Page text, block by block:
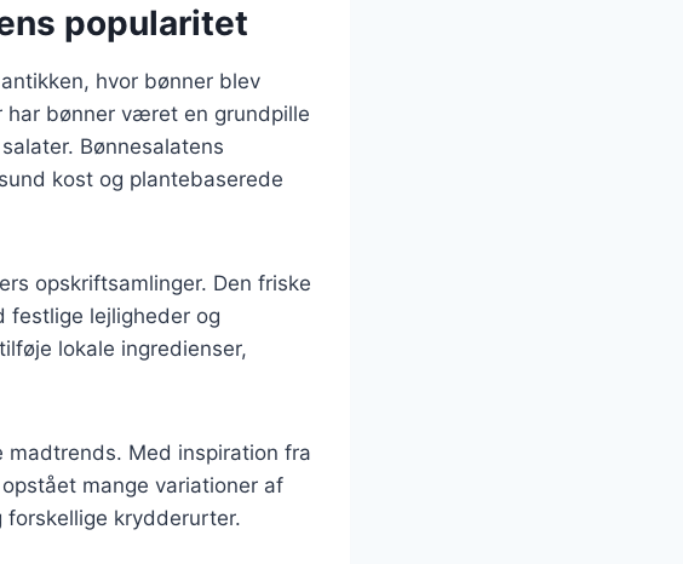
popularitet
hvor bønner blev
bønner været en grundpille
Bønnesalatens
kost og plantebaserede
opskriftsamlinger. Den friske
festlige lejligheder og
lokale ingredienser,
Med inspiration fra
mange variationer af
krydderurter.